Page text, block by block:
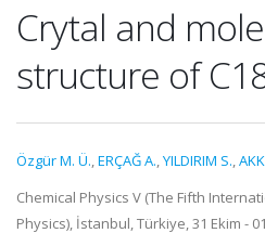
Crytal and
structure of
Özgür M. Ü.,ERÇAĞ A.,YILDIRIM S.,
Chemical Physics V (The Fifth
Physics), İstanbul, Türkiye, 31 Ekim -